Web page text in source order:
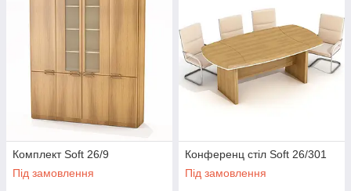
Комплект Soft 26/9
Під замовлення
Конференц стіл Soft 26/301
Під замовлення